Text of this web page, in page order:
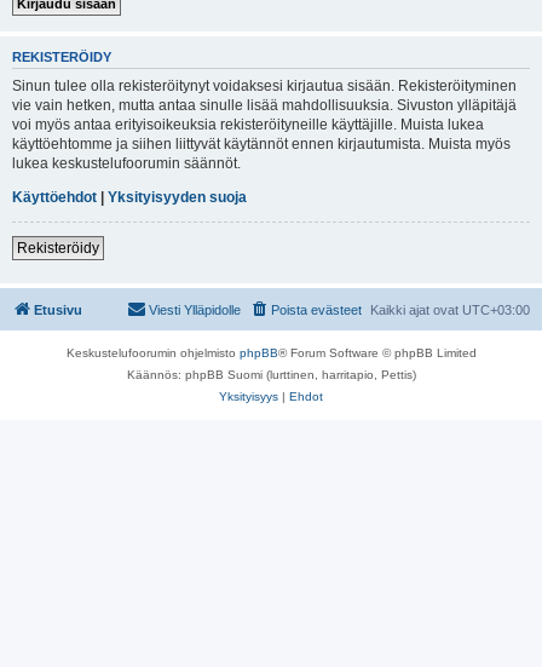
REKISTERÖIDY
Sinun tulee olla rekisteröitynyt voidaksesi kirjautua sisään. Rekisteröityminen
vie vain hetken, mutta antaa sinulle lisää mahdollisuuksia. Sivuston ylläpitäjä
voi myös antaa erityisoikeuksia rekisteröityneille käyttäjille. Muista lukea
käyttöehtomme ja siihen liittyvät käytännöt ennen kirjautumista. Muista myös
lukea keskustelufoorumin säännöt.
Käyttöehdot | Yksityisyyden suoja
Rekisteröidy
Etusivu Kaikki ajat ovat UTC+03:00
Poista evästeet
Viesti Ylläpidolle
Keskustelufoorumin ohjelmisto phpBB® Forum Software © phpBB Limited
Käännös: phpBB Suomi (lurttinen, harritapio, Pettis)
Yksityisyys | Ehdot